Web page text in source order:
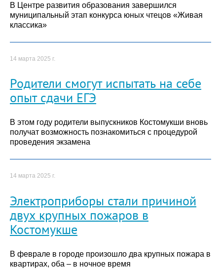
В Центре развития образования завершился
муниципальный этап конкурса юных чтецов «Живая
классика»
14 марта 2025 г.
Родители смогут испытать на себе
опыт сдачи ЕГЭ
В этом году родители выпускников Костомукши вновь
получат возможность познакомиться с процедурой
проведения экзамена
14 марта 2025 г.
Электроприборы стали причиной
двух крупных пожаров в
Костомукше
В феврале в городе произошло два крупных пожара в
квартирах, оба – в ночное время